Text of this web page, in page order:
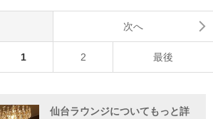
次へ
1 2 最後
仙台ラウンジについてもっと詳